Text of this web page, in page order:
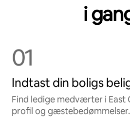
i
01
Indtast din boligs
Find ledige medværter i East
profil og gæstebedømmelser.